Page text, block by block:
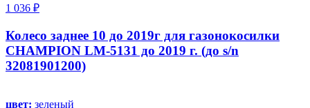
1 036 ₽
Колесо заднее 10 до 2019г для газонокосилки
CHAMPION LM-5131 до 2019 г. (до s/n
32081901200)
цвет: зеленый